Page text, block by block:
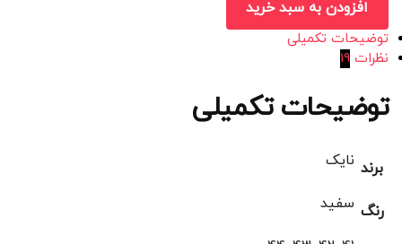
افزودن به سبد خرید
توضیحات تکمیلی
نظرات 19
توضیحات تکمیلی
برند نایک
رنگ سفید